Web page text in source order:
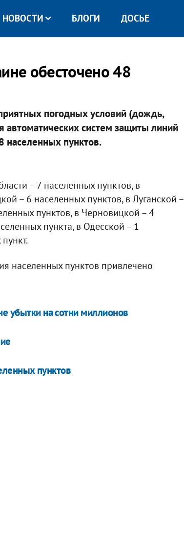
НОВОСТИ БЛОГИ ДОСЬЕ
обесточено 48
погодных условий (дождь,
систем защиты линий
населенных пунктов.
– 7 населенных пунктов, в
– 6 населенных пунктов, в Луганской –
пунктов, в Черновицкой – 4
пункта, в Одесской – 1
населенных пунктов привлечено
на сотни миллионов
пунктов